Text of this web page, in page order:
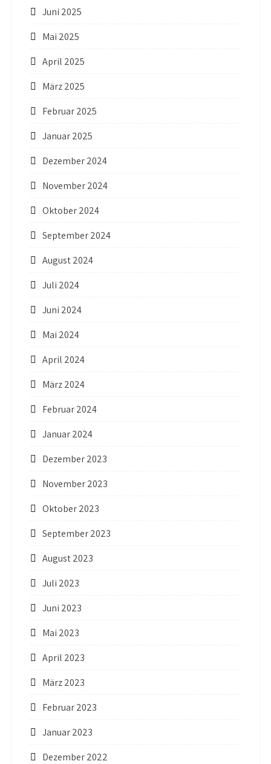
Juni 2025
Mai 2025
April 2025
März 2025
Februar 2025
Januar 2025
Dezember 2024
November 2024
Oktober 2024
September 2024
August 2024
Juli 2024
Juni 2024
Mai 2024
April 2024
März 2024
Februar 2024
Januar 2024
Dezember 2023
November 2023
Oktober 2023
September 2023
August 2023
Juli 2023
Juni 2023
Mai 2023
April 2023
März 2023
Februar 2023
Januar 2023
Dezember 2022